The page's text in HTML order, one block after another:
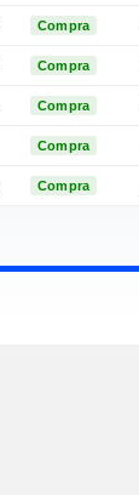
Compra
Compra
Compra
Compra
Compra